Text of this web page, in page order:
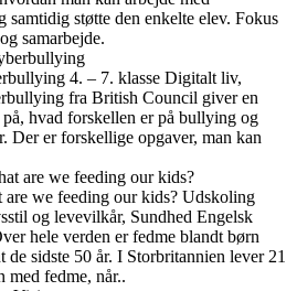
samtidig støtte den enkelte elev. Fokus
samarbejde.
4. – 7. klasse Digitalt liv,
fra British Council giver en
hvad forskellen er på bullying og
Der er forskellige opgaver, man kan
are we feeding our kids?
are we feeding our kids? Udskoling
og levevilkår, Sundhed Engelsk
hele verden er fedme blandt børn
de sidste 50 år. I Storbritannien lever 21
med fedme, når..